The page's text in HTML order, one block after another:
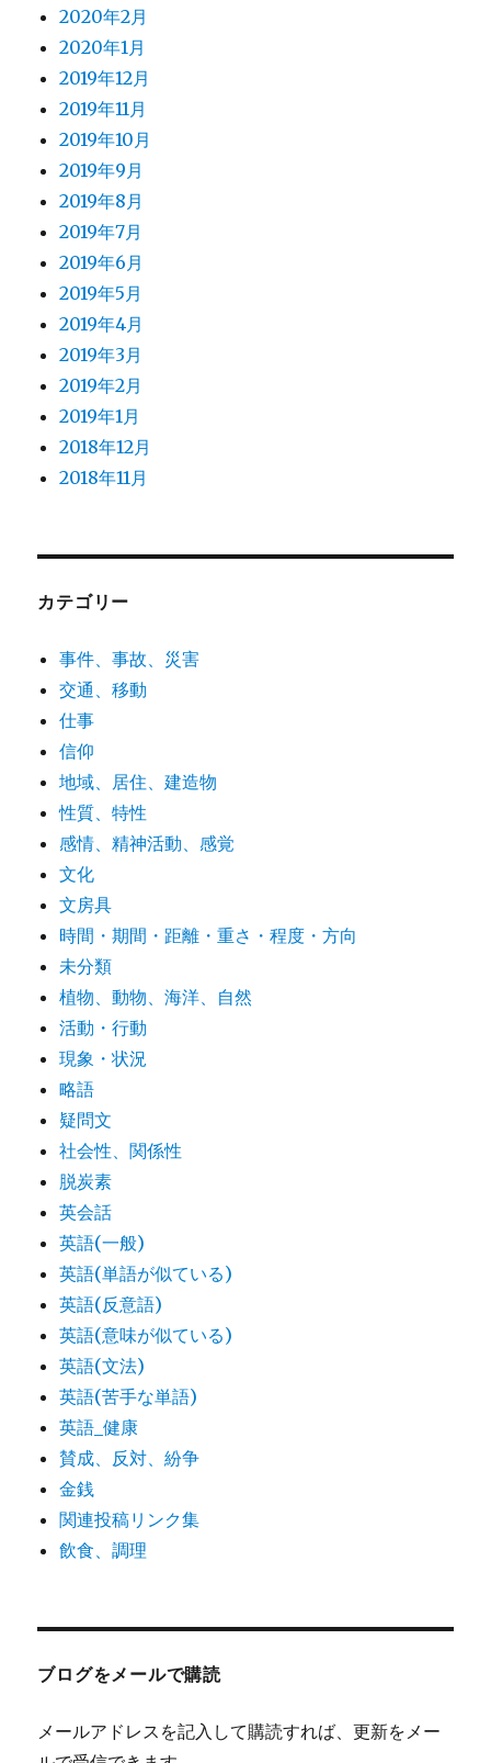
2020年2月
2020年1月
2019年12月
2019年11月
2019年10月
2019年9月
2019年8月
2019年7月
2019年6月
2019年5月
2019年4月
2019年3月
2019年2月
2019年1月
2018年12月
2018年11月
カテゴリー
事件、事故、災害
交通、移動
仕事
信仰
地域、居住、建造物
性質、特性
感情、精神活動、感覚
文化
文房具
時間・期間・距離・重さ・程度・方向
未分類
植物、動物、海洋、自然
活動・行動
現象・状況
略語
疑問文
社会性、関係性
脱炭素
英会話
英語(一般)
英語(単語が似ている)
英語(反意語)
英語(意味が似ている)
英語(文法)
英語(苦手な単語)
英語_健康
賛成、反対、紛争
金銭
関連投稿リンク集
飲食、調理
ブログをメールで購読
メールアドレスを記入して購読すれば、更新をメー